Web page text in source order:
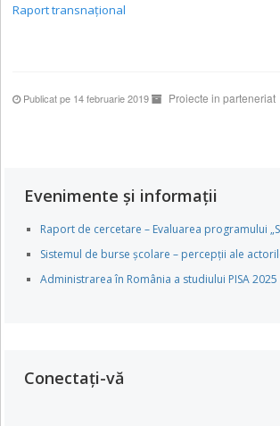
Raport transnațional
Publicat pe 14 februarie 2019 Proiecte in parteneriat
Evenimente și informații
Raport de cercetare – Evaluarea programului
Sistemul de burse școlare – percepții ale
Administrarea în România a studiului PISA
Conectați-vă